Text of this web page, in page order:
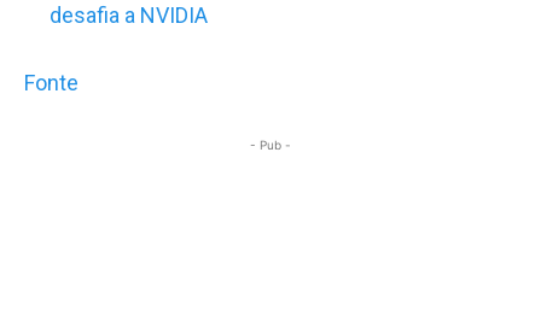
desafia a NVIDIA
Fonte
- Pub -